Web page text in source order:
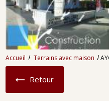
Accueil Terrains avec maison
Retour